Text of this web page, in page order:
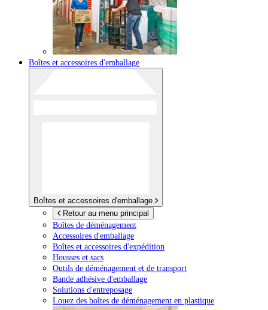
Boîtes et accessoires d'emballage
Boîtes et accessoires d'emballage
Retour au menu principal
Boîtes de déménagement
Accessoires d'emballage
Boîtes et accessoires d'expédition
Housses et sacs
Outils de déménagement et de transport
Bande adhésive d'emballage
Solutions d'entreposage
Louez des boîtes de déménagement en plastique